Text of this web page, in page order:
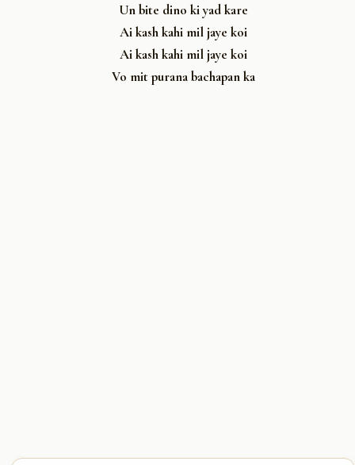
Un bite dino ki yad kare
Ai kash kahi mil jaye koi
Ai kash kahi mil jaye koi
Vo mit purana bachapan ka